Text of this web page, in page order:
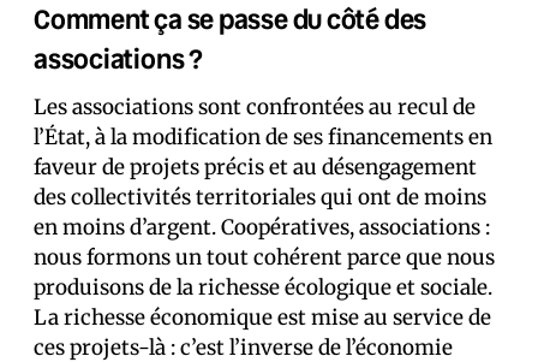
Comment ça se passe du côté des
associations ?
Les associations sont confrontées au recul de
l’État, à la modification de ses financements en
faveur de projets précis et au désengagement
des collectivités territoriales qui ont de moins
en moins d’argent. Coopératives, associations :
nous formons un tout cohérent parce que nous
produisons de la richesse écologique et sociale.
La richesse économique est mise au service de
ces projets-là : c’est l’inverse de l’économie